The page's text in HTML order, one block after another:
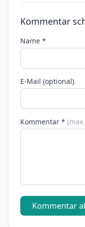
Kommentar
Name *
E-Mail (optional)
Kommentar *
Kommentar